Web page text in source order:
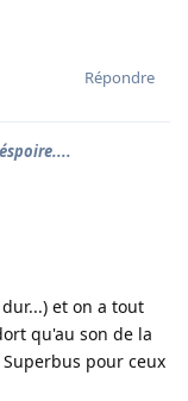
Répondre
et on a tout
qu'au son de la
pour ceux